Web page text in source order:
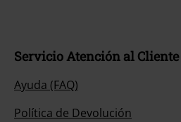
Servicio Atención al Cliente
Ayuda (FAQ)
Política de Devolución